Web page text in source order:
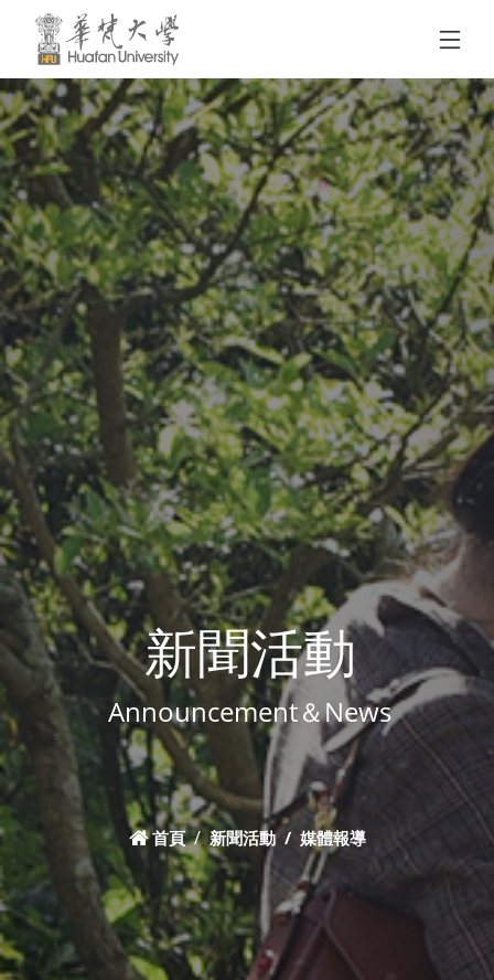
跳到頁面主要內容區
新聞活動
Announcement＆News
首頁 新聞活動 媒體報導